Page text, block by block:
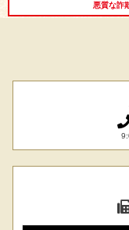
悪質な詐